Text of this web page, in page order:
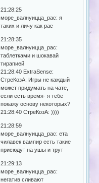
21:28:25
море_валнуицца_рас: я
таких и личу как рас
21:28:35
море_валнуицца_рас:
таблетками и шокавай
тирапией
21:28:40 ExtraSense:
СтреКозА: Игры не каждый
может придумать на чате,
если есть время- я тебе
покажу основу некоторых?
21:28:40 СтреКозА: ))))
21:28:59
море_валнуицца_рас: ета
чилавек вампир есть такие
присюдут на ушы и трут
21:29:13
море_валнуицца_рас:
негатив сливают